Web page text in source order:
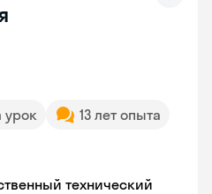
урок
13 лет опыта
технический